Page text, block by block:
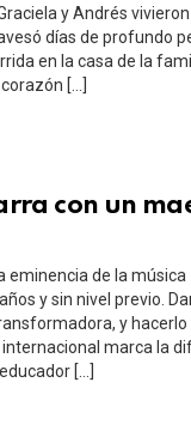
y Andrés
días de profundo
en la casa de la
[…]
con un
eminencia de la música
y sin nivel previo.
y hacerlo
marca la
[…]